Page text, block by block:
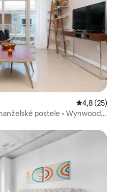
Priemerné
4,8 (25)
postele • Wynwood v